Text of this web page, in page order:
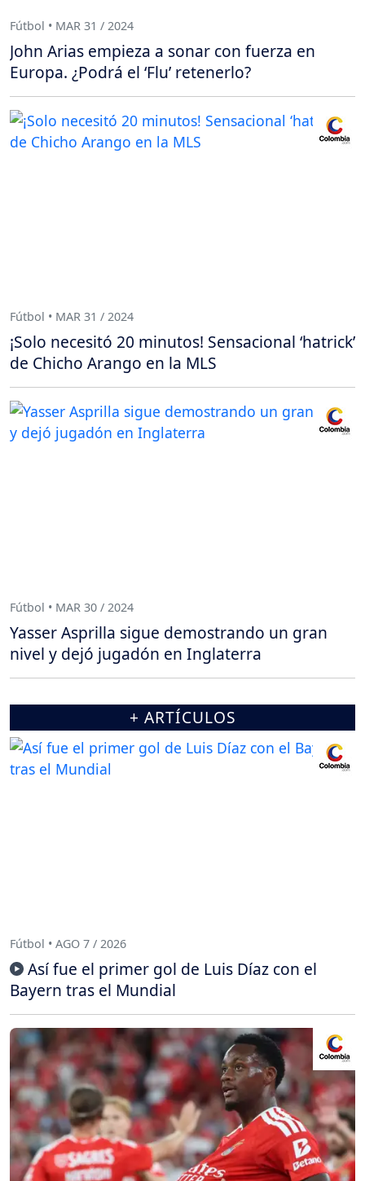
Fútbol • MAR 31 / 2024
John Arias empieza a sonar con fuerza en
Europa. ¿Podrá el ‘Flu’ retenerlo?
Fútbol • MAR 31 / 2024
¡Solo necesitó 20 minutos! Sensacional ‘hatrick’
de Chicho Arango en la MLS
Fútbol • MAR 30 / 2024
Yasser Asprilla sigue demostrando un gran
nivel y dejó jugadón en Inglaterra
+ ARTÍCULOS
Fútbol • AGO 7 / 2026
Así fue el primer gol de Luis Díaz con el
Bayern tras el Mundial